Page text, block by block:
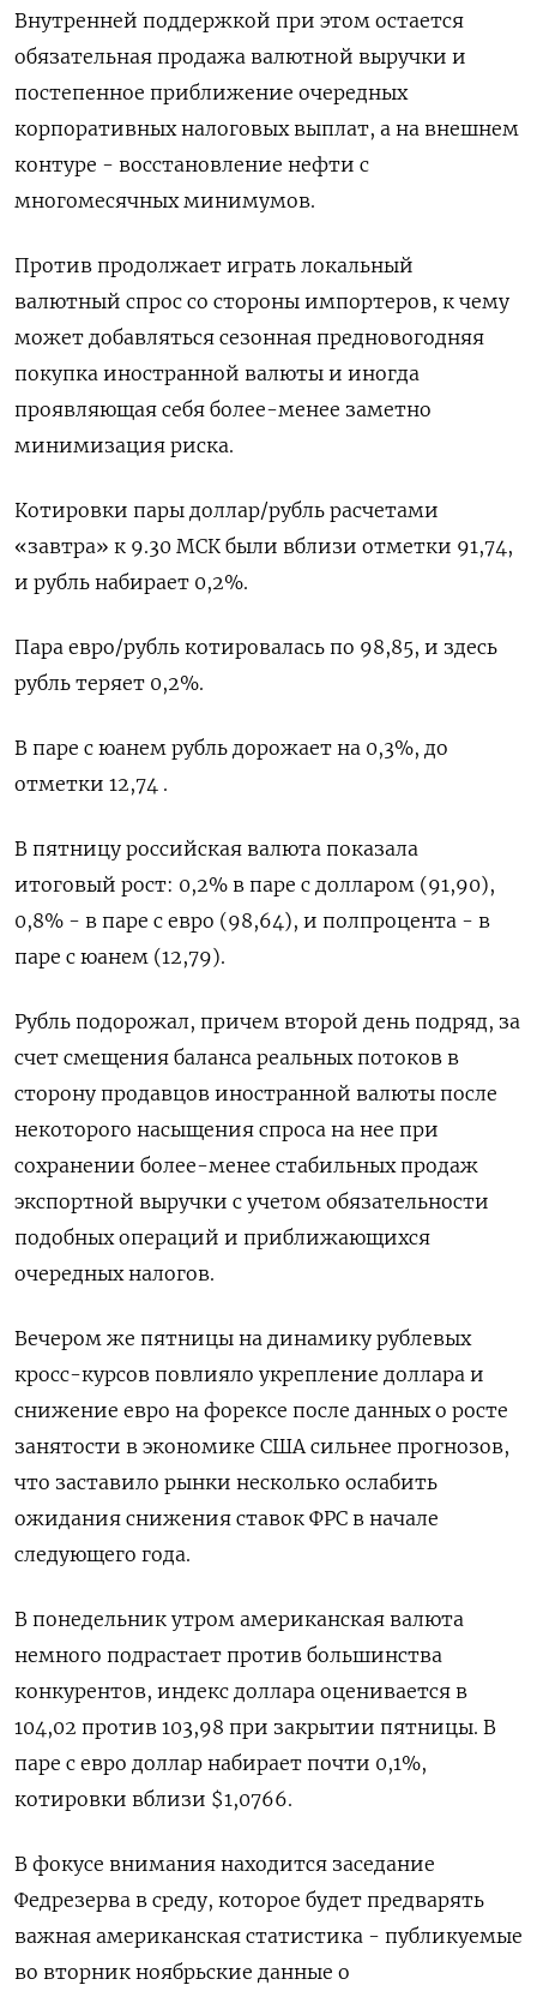
Внутренней поддержкой при этом остается
обязательная продажа валютной выручки и
постепенное приближение очередных
корпоративных налоговых выплат, а на внешнем
контуре - восстановление нефти с
многомесячных минимумов.
Против продолжает играть локальный
валютный спрос со стороны импортеров, к чему
может добавляться сезонная предновогодняя
покупка иностранной валюты и иногда
проявляющая себя более-менее заметно
минимизация риска.
Котировки пары доллар/рубль расчетами
«завтра» к 9.30 МСК были вблизи отметки 91,74,
и рубль набирает 0,2%.
Пара евро/рубль котировалась по 98,85, и здесь
рубль теряет 0,2%.
В паре с юанем рубль дорожает на 0,3%, до
отметки 12,74 .
В пятницу российская валюта показала
итоговый рост: 0,2% в паре с долларом (91,90),
0,8% - в паре с евро (98,64), и полпроцента - в
паре с юанем (12,79).
Рубль подорожал, причем второй день подряд, за
счет смещения баланса реальных потоков в
сторону продавцов иностранной валюты после
некоторого насыщения спроса на нее при
сохранении более-менее стабильных продаж
экспортной выручки с учетом обязательности
подобных операций и приближающихся
очередных налогов.
Вечером же пятницы на динамику рублевых
кросс-курсов повлияло укрепление доллара и
снижение евро на форексе после данных о росте
занятости в экономике США сильнее прогнозов,
что заставило рынки несколько ослабить
ожидания снижения ставок ФРС в начале
следующего года.
В понедельник утром американская валюта
немного подрастает против большинства
конкурентов, индекс доллара оценивается в
104,02 против 103,98 при закрытии пятницы. В
паре с евро доллар набирает почти 0,1%,
котировки вблизи $1,0766.
В фокусе внимания находится заседание
Федрезерва в среду, которое будет предварять
важная американская статистика - публикуемые
во вторник ноябрьские данные о